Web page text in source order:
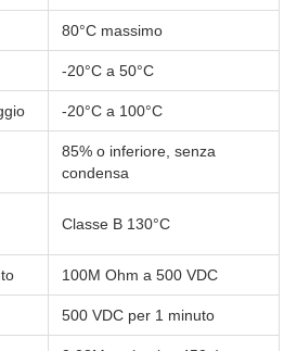
80°C massimo
-20°C a 50°C
-20°C a 100°C
85% o inferiore, senza
condensa
Classe B 130°C
100M Ohm a 500 VDC
500 VDC per 1 minuto